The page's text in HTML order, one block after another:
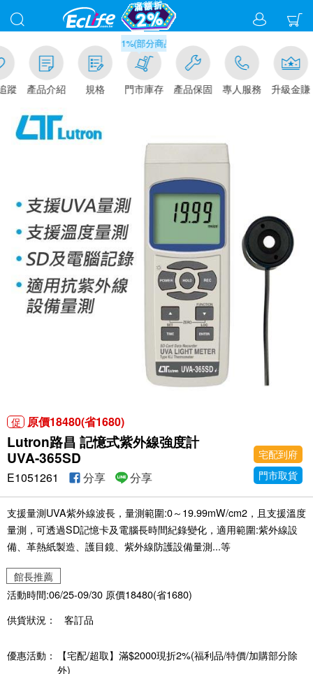
蹤 產品介紹 規格
滿千元門市取貨現折1%(部分商品不適用)-請點我看
門市庫存 產品保固 專人服務 升級金賺
促 原價18480(省1680)
Lutron路昌 記憶式紫外線強度計
UVA-365SD
宅配到府
門市取貨
E1051261 分享 分享
支援量測UVA紫外線波長，量測範圍:0～19.99mW/cm2，且支援溫度
量測，可透過SD記憶卡及電腦長時間紀錄變化，適用範圍:紫外線設
備、革熱紙製造、護目鏡、紫外線防護設備量測...等
館長推薦
活動時間:06/25-09/30 原價18480(省1680)
供貨狀況：
客訂品
優惠活動：
【宅配/超取】滿$2000現折2%(福利品/特價/加購部分除
外)